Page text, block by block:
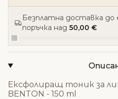
Безплатна доставка
поръчка над 50,00 €
Ексфолиращ тоник за
BENTON - 150 ml